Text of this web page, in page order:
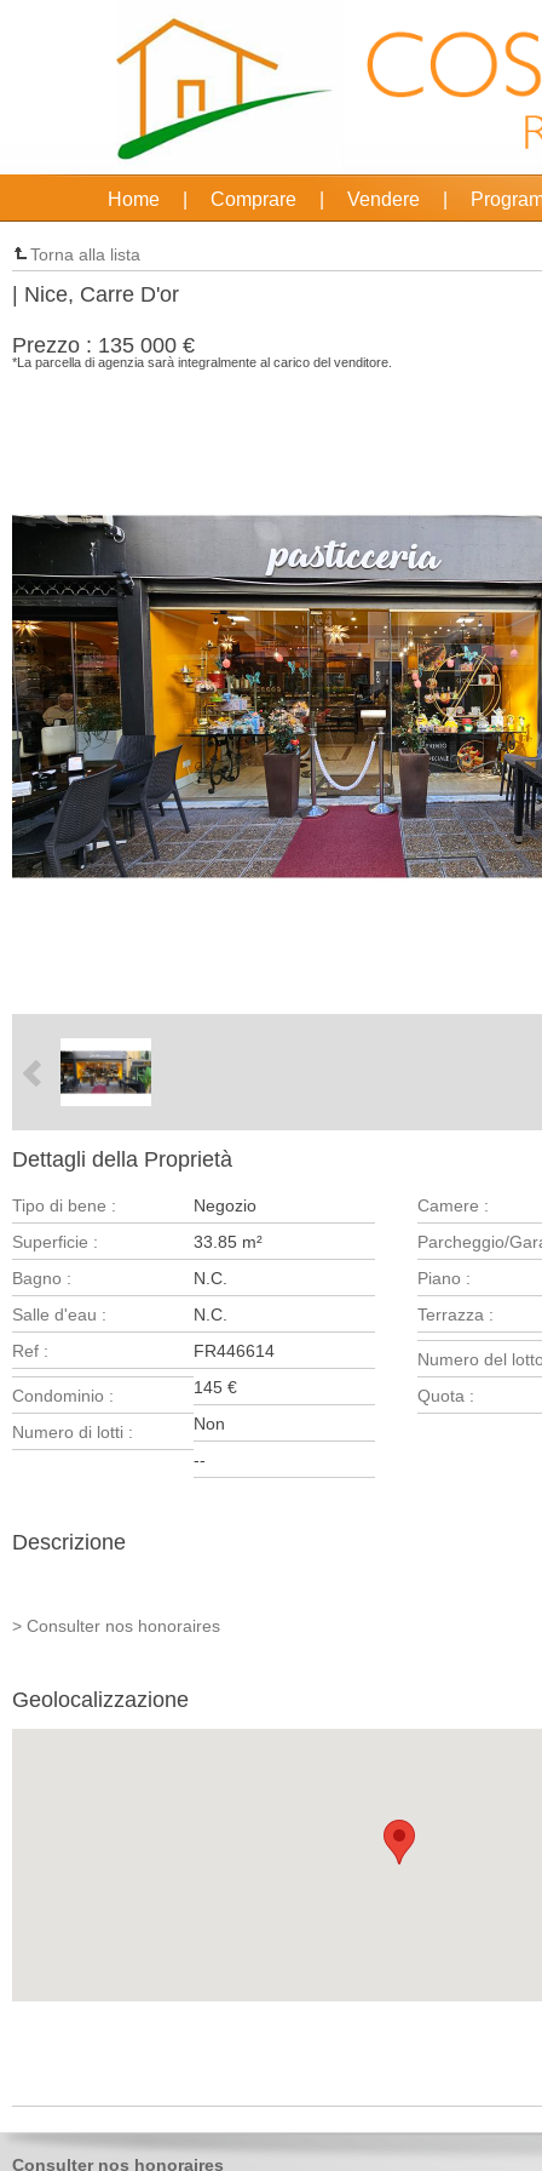
Home Comprare Vendere
Torna alla lista
| Nice, Carre D'or
Prezzo : 135 000 €
*La parcella di agenzia sarà integralmente al carico del venditore.
Dettagli della Proprietà
Tipo di bene :
Superficie :
Bagno :
Salle d'eau :
Ref :
Condominio :
Numero di lotti :
Negozio
33.85 m²
N.C.
N.C.
FR446614
145 €
Non
--
Camere :
Parcheggio/
Piano :
Terrazza :
Numero del
Quota :
Descrizione
> Consulter nos honoraires
Geolocalizzazione
Consulter nos honoraires